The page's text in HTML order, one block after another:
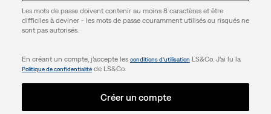
Les mots de passe doivent contenir au moins 8 caractères et être
difficiles à deviner - les mots de passe couramment utilisés ou risqués ne
sont pas autorisés.
En créant un compte, j’accepte les conditions d’utilisation LS&Co. J’ai lu la
Politique de confidentialitéde LS&Co.
Créer un compte